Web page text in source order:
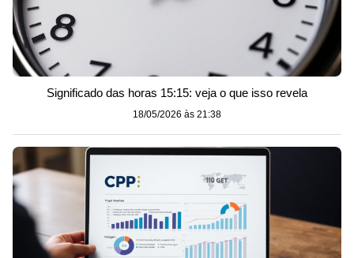
Significado das horas 15:15: veja o que isso revela
18/05/2026 às 21:38